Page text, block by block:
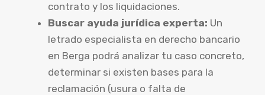
contrato y los liquidaciones.
Buscar ayuda jurídica experta: Un
letrado especialista en derecho bancario
en Berga podrá analizar tu caso concreto,
determinar si existen bases para la
reclamación (usura o falta de